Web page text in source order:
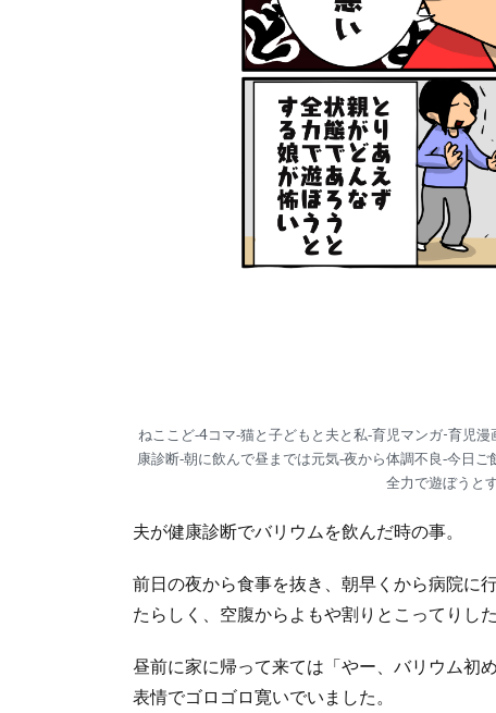
ねここど‐4コマ‐猫と子どもと夫と私‐育児マンガ-育児
康診断‐朝に飲んで昼までは元気‐夜から体調不良‐今日
全力で遊ぼうと
夫が健康診断でバリウムを飲んだ時の事。
前日の夜から食事を抜き、朝早くから病院に
たらしく、空腹からよもや割りとこってりし
昼前に家に帰って来ては「やー、バリウム初
表情でゴロゴロ寛いでいました。